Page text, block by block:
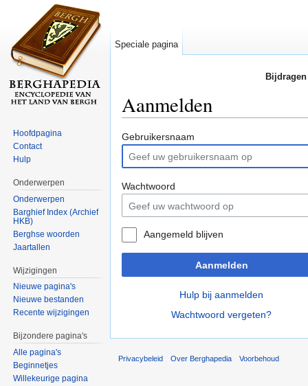
Aanmelden
Gebruikersnaam
Wachtwoord
Aangemeld blijven
Aanmelden
Hulp bij aanmelden
Wachtwoord vergeten?
Speciale pagina
Hoofdpagina
Contact
Hulp
Onderwerpen
Onderwerpen
Barghief Index (Archief
HKB)
Berghse woorden
Jaartallen
Wijzigingen
Nieuwe pagina's
Nieuwe bestanden
Recente wijzigingen
Bijzondere pagina's
Alle pagina's
Beginnetjes
Willekeurige pagina
Privacybeleid Over Berghapedia Voorbehoud